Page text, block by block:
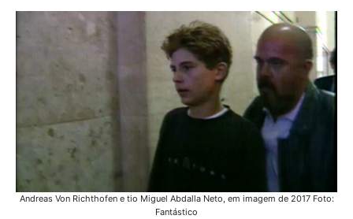
Andreas Von Richthofen e tio Miguel Abdalla Neto, em imagem de 2017 Foto:
Fantástico